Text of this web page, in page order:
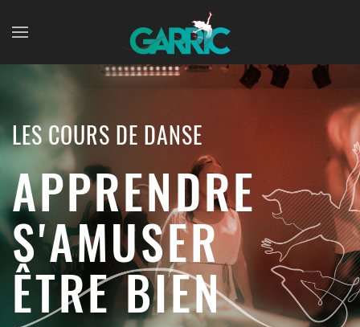
Skip to main content
LES COURS DE DANSE
APPRENDRE
S'AMUSER
ÊTRE BIEN